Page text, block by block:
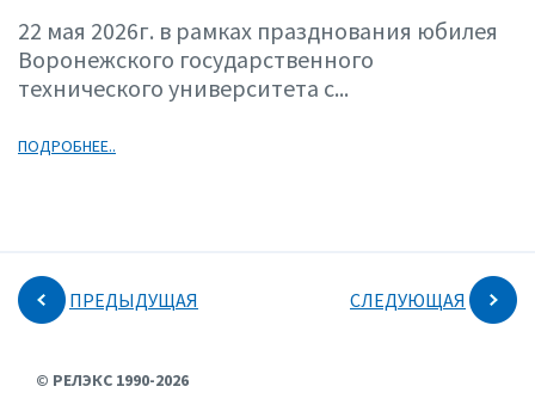
22 мая 2026г. в рамках празднования юбилея
Воронежского государственного
технического университета с...
ПОДРОБНЕЕ..
ПРЕДЫДУЩАЯ СЛЕДУЮЩАЯ
© РЕЛЭКС 1990-2026